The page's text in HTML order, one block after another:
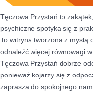
Tęczowa Przystań to
psychiczne spotyka się z
To witryna tworzona z myślą
odnaleźć więcej równowagi
Tęczowa Przystań dobrze
ponieważ kojarzy się z
zaprasza do spokojnego